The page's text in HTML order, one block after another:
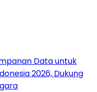
Data untuk
2026, Dukung